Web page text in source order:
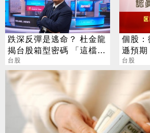
跌深反彈是逃命？ 杜金龍
揭台股箱型密碼 「這檔」
手腳要快
台股
個股
遜預期
價震盪
盤
台股